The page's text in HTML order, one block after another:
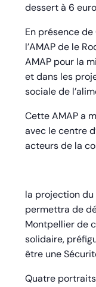
dessert à 6
En présence
l’AMAP de le
AMAP pour la
et dans les
sociale de
Cette AMAP a
avec le centre
acteurs de la
la projection
permettra de
Montpellier de
solidaire,
être une
Quatre